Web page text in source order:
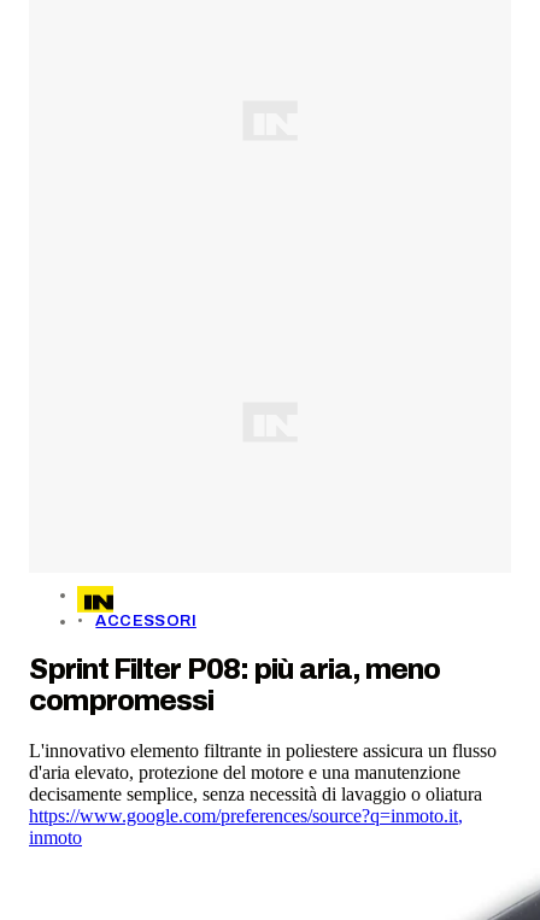
ACCESSORI
Sprint Filter P08: più aria, meno
compromessi
L'innovativo elemento filtrante in poliestere assicura un flusso
d'aria elevato, protezione del motore e una manutenzione
decisamente semplice, senza necessità di lavaggio o oliatura
https://www.google.com/preferences/source?q=inmoto.it,
inmoto